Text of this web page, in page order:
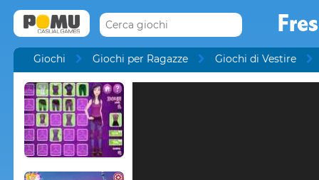
Giochi Giochi per Ragazze Giochi di Vestire